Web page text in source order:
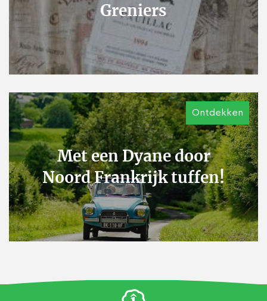
Greniers
Ontdekken
Met een Dyane door
Noord Frankrijk tuffen!